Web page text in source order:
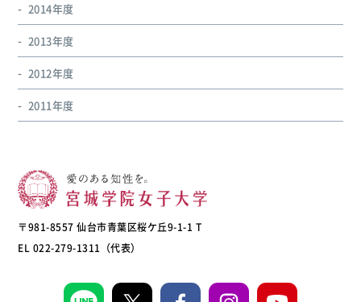
2014年度
2013年度
2012年度
2011年度
〒981-8557 仙台市青葉区桜ケ丘9-1-1 T
EL 022-279-1311（代表）